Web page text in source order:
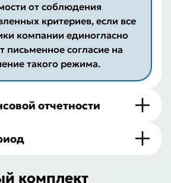
от соблюдения
критериев, если все
компании единогласно
письменное согласие на
такого режима.
отчетности
комплект